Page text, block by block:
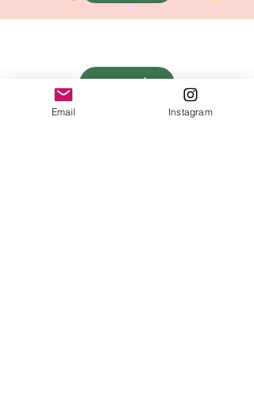
retour
Email Instagram